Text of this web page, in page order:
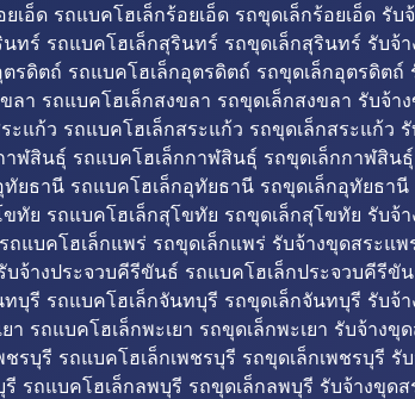
เอ็ด รถแบคโฮเล็กร้อยเอ็ด รถขุดเล็กร้อยเอ็ด รั
ทร์ รถแบคโฮเล็กสุรินทร์ รถขุดเล็กสุรินทร์ รับจ้
รดิตถ์ รถแบคโฮเล็กอุตรดิตถ์ รถขุดเล็กอุตรดิต
ลา รถแบคโฮเล็กสงขลา รถขุดเล็กสงขลา รับจ้
ะแก้ว รถแบคโฮเล็กสระแก้ว รถขุดเล็กสระแก้ว
ฬสินธุ์ รถแบคโฮเล็กกาฬสินธุ์ รถขุดเล็กกาฬสิ
ยธานี รถแบคโฮเล็กอุทัยธานี รถขุดเล็กอุทัยธา
ทัย รถแบคโฮเล็กสุโขทัย รถขุดเล็กสุโขทัย รับจ้
ถแบคโฮเล็กแพร่ รถขุดเล็กแพร่ รับจ้างขุดสระแ
จ้างประจวบคีรีขันธ์ รถแบคโฮเล็กประจวบคีรี
บุรี รถแบคโฮเล็กจันทบุรี รถขุดเล็กจันทบุรี รับจ้
า รถแบคโฮเล็กพะเยา รถขุดเล็กพะเยา รับจ้างขุ
รบุรี รถแบคโฮเล็กเพชรบุรี รถขุดเล็กเพชรบุรี
รถแบคโฮเล็กลพบุรี รถขุดเล็กลพบุรี รับจ้างขุด